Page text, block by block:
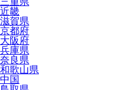
近畿
滋賀県
京都府
大阪府
兵庫県
奈良県
和歌山県
中国